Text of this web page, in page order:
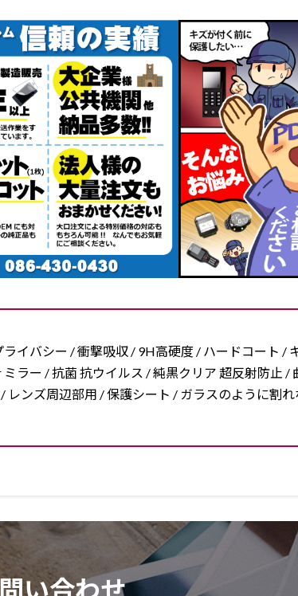
イバシー / 衝撃吸収 / 9H高硬度 / ハードコート /
ラー / 抗菌 抗ウイルス / 純黒クリア 超反射防止 /
ンズ周辺部用 / 保護シート / ガラスのように割
い合わせ